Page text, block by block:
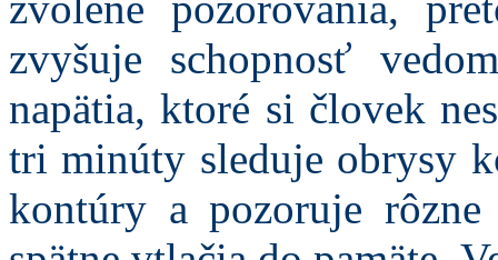
zvyšuje schopnosť
napätia, ktoré si človek
tri minúty sleduje obrysy
kontúry a pozoruje